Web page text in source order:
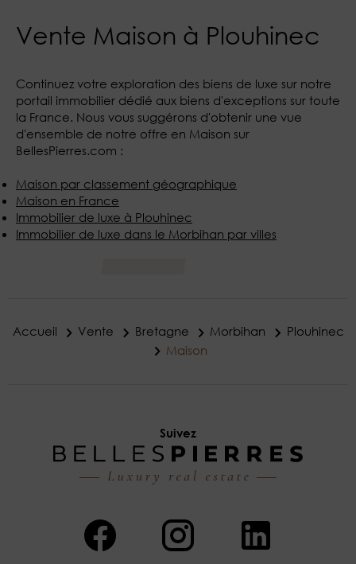
Vente Maison à Plouhinec
Continuez votre exploration des biens de luxe sur notre
portail immobilier dédié aux biens d'exceptions sur toute
la France. Nous vous suggérons d'obtenir une vue
d'ensemble de notre offre en Maison sur
BellesPierres.com :
Maison par classement géographique
Maison en France
Immobilier de luxe à Plouhinec
Immobilier de luxe dans le Morbihan par villes
Accueil Vente Bretagne Morbihan
Plouhinec
Maison
Suivez